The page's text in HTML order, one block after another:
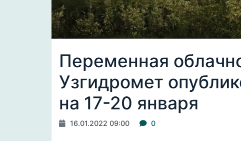
Переменная
Узгидромет
на 17-20 января
16.01.2022 09:00 0